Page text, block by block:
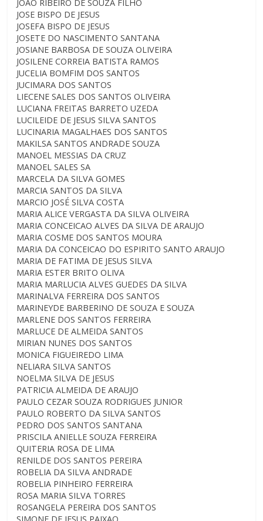
JOAO RIBEIRO DE SOUZA FILHO
JOSE BISPO DE JESUS
JOSEFA BISPO DE JESUS
JOSETE DO NASCIMENTO SANTANA
JOSIANE BARBOSA DE SOUZA OLIVEIRA
JOSILENE CORREIA BATISTA RAMOS
JUCELIA BOMFIM DOS SANTOS
JUCIMARA DOS SANTOS
LIECENE SALES DOS SANTOS OLIVEIRA
LUCIANA FREITAS BARRETO UZEDA
LUCILEIDE DE JESUS SILVA SANTOS
LUCINARIA MAGALHAES DOS SANTOS
MAKILSA SANTOS ANDRADE SOUZA
MANOEL MESSIAS DA CRUZ
MANOEL SALES SA
MARCELA DA SILVA GOMES
MARCIA SANTOS DA SILVA
MARCIO JOSÉ SILVA COSTA
MARIA ALICE VERGASTA DA SILVA OLIVEIRA
MARIA CONCEICAO ALVES DA SILVA DE ARAUJO
MARIA COSME DOS SANTOS MOURA
MARIA DA CONCEICAO DO ESPIRITO SANTO ARAUJO
MARIA DE FATIMA DE JESUS SILVA
MARIA ESTER BRITO OLIVA
MARIA MARLUCIA ALVES GUEDES DA SILVA
MARINALVA FERREIRA DOS SANTOS
MARINEYDE BARBERINO DE SOUZA E SOUZA
MARLENE DOS SANTOS FERREIRA
MARLUCE DE ALMEIDA SANTOS
MIRIAN NUNES DOS SANTOS
MONICA FIGUEIREDO LIMA
NELIARA SILVA SANTOS
NOELMA SILVA DE JESUS
PATRICIA ALMEIDA DE ARAUJO
PAULO CEZAR SOUZA RODRIGUES JUNIOR
PAULO ROBERTO DA SILVA SANTOS
PEDRO DOS SANTOS SANTANA
PRISCILA ANIELLE SOUZA FERREIRA
QUITERIA ROSA DE LIMA
RENILDE DOS SANTOS PEREIRA
ROBELIA DA SILVA ANDRADE
ROBELIA PINHEIRO FERREIRA
ROSA MARIA SILVA TORRES
ROSANGELA PEREIRA DOS SANTOS